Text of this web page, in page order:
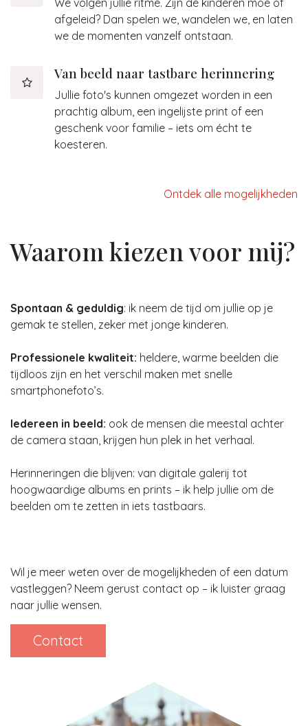
We volgen jullie ritme. Zijn de kinderen moe of
afgeleid? Dan spelen we, wandelen we, en laten
we de momenten vanzelf ontstaan.
Van beeld naar tastbare herinnering
Jullie foto's kunnen omgezet worden in een
prachtig album, een ingelijste print of een
geschenk voor familie – iets om écht te
koesteren.
Ontdek alle mogelijkheden
Waarom kiezen voor mij?
Spontaan & geduldig: ik neem de tijd om jullie op je
gemak te stellen, zeker met jonge kinderen.
Professionele kwaliteit: heldere, warme beelden die
tijdloos zijn en het verschil maken met snelle
smartphonefoto’s.
Iedereen in beeld: ook de mensen die meestal achter
de camera staan, krijgen hun plek in het verhaal.
Herinneringen die blijven: van digitale galerij tot
hoogwaardige albums en prints – ik help jullie om de
beelden om te zetten in iets tastbaars.
Wil je meer weten over de mogelijkheden of een datum
vastleggen? Neem gerust contact op – ik luister graag
naar jullie wensen.
Contact